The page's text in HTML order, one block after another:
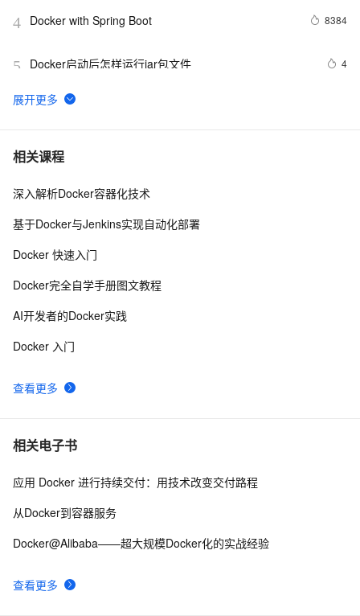
4 Docker with Spring Boot 8384
5 Docker启动后怎样运行jar包文件 4
6 『Docker』在Docker快速部署.NET Core项目
7 Docker自2013年以来的用户使用量已达20亿
8 Docker详解（十五）——Docker静态IP地址配置
10使用PM2和Docker部署的差异以及各自的优点有哪些？
相关课程
查看更多
深入解析Docker容器化技术
基于Docker与Jenkins实现自动化部署
Docker 快速入门
Docker完全自学手册图文教程
AI开发者的Docker实践
Docker 入门
相关电子书
查看更多
应用 Docker 进行持续交付：用技术改变交付路程
从Docker到容器服务
Docker@Alibaba——超大规模Docker化的实战经验